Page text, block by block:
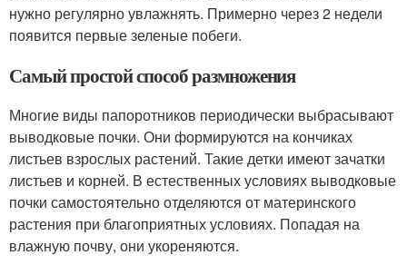
нужно регулярно увлажнять. Примерно через 2 недели
появится первые зеленые побеги.
Самый простой способ размножения
Многие виды папоротников периодически выбрасывают
выводковые почки. Они формируются на кончиках
листьев взрослых растений. Такие детки имеют зачатки
листьев и корней. В естественных условиях выводковые
почки самостоятельно отделяются от материнского
растения при благоприятных условиях. Попадая на
влажную почву, они укореняются.